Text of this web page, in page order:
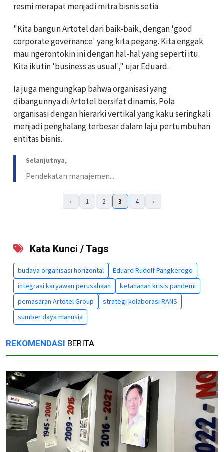
resmi merapat menjadi mitra bisnis setia.
"Kita bangun Artotel dari baik-baik, dengan 'good
corporate governance' yang kita pegang. Kita enggak
mau ngerontokin ini dengan hal-hal yang seperti itu.
Kita ikutin 'business as usual'," ujar Eduard.
Ia juga mengungkap bahwa organisasi yang
dibangunnya di Artotel bersifat dinamis. Pola
organisasi dengan hierarki vertikal yang kaku seringkali
menjadi penghalang terbesar dalam laju pertumbuhan
entitas bisnis.
Selanjutnya,
Pendekatan manajemen...
‹ 1 2 3 4 ›
Kata Kunci / Tags
budaya organisasi horizontal
Eduard Rudolf Pangkerego
integrasi karyawan perusahaan
ketahanan krisis pandemi
pemasaran Artotel Group
strategi kolaborasi RANS
sumber daya manusia
REKOMENDASI BERITA